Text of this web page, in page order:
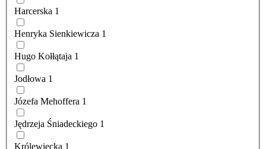
Harcerska 1
Henryka Sienkiewicza 1
Hugo Kołłątaja 1
Jodłowa 1
Józefa Mehoffera 1
Jędrzeja Śniadeckiego 1
Królewiecka 1